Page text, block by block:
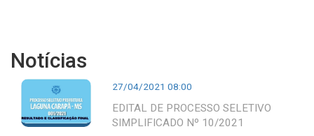
Notícias
27/04/2021 08:00
EDITAL DE PROCESSO SELETIVO
SIMPLIFICADO Nº 10/2021